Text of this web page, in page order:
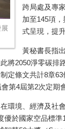
跨局處及專
加至145項
式呈現，提
黃秘書長指
將2050淨零碳
定條文共計8章
第4屆第2次定
環境、經濟及
於國家空品標